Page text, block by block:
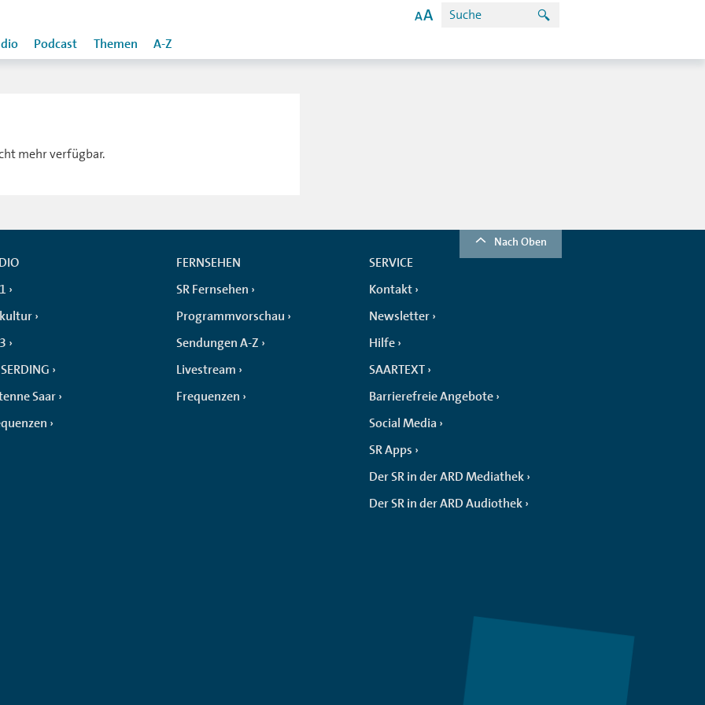
Podcast Themen A-Z
mehr verfügbar.
Nach Oben
kultur
Saar
FERNSEHEN
SR Fernsehen
Programmvorschau
Sendungen A-Z
Livestream
Frequenzen
SERVICE
Kontakt
Newsletter
Hilfe
SAARTEXT
Barrierefreie Angebote
Social Media
SR Apps
Der SR in der ARD Mediathek
Der SR in der ARD Audiothek